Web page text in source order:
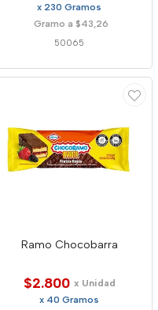
x 230 Gramos
Gramo a $43,26
50065
Ramo Chocobarra
$2.800 x Unidad
x 40 Gramos